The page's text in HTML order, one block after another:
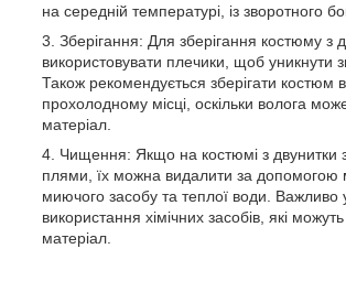
на середній температурі, із зворотного
Зберігання: Для зберігання костюму з
використовувати плечики, щоб уникнути
Також рекомендується зберігати костюм
прохолодному місці, оскільки волога
матеріал.
Чищення: Якщо на костюмі з двунитки
плями, їх можна видалити за допомогою
миючого засобу та теплої води. Важливо
використання хімічних засобів, які
матеріал.